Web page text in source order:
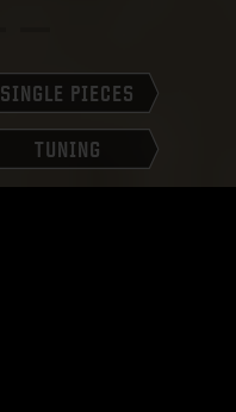
SINGLE PIECES
TUNING